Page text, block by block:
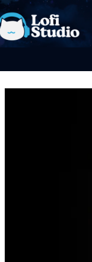
Skip to navigation